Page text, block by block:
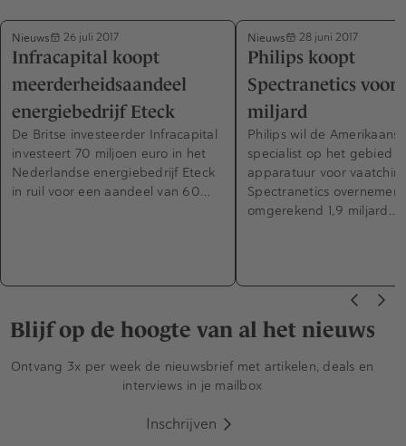
Nieuws 26 juli 2017
Infracapital koopt
meerderheidsaandeel
energiebedrijf Eteck
De Britse investeerder Infracapital
investeert 70 miljoen euro in het
Nederlandse energiebedrijf Eteck
in ruil voor een aandeel van 60…
Nieuws 28 juni 2017
Philips koopt
Spectranetics voor
miljard
Philips wil de Amerikaanse
specialist op het gebied
apparatuur voor
Spectranetics overnemen
omgerekend 1,9 miljard…
Blijf op de hoogte van al het nieuws
Ontvang 3x per week de nieuwsbrief met artikelen, deals en
interviews in je mailbox
Inschrijven